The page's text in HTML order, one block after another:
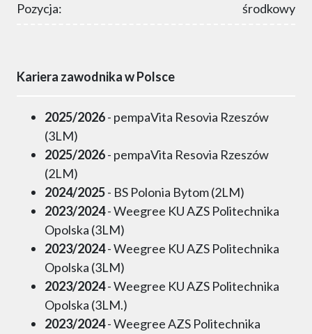
Pozycja: środkowy
Kariera zawodnika w Polsce
2025/2026- pempaVita Resovia Rzeszów
(3LM)
2025/2026- pempaVita Resovia Rzeszów
(2LM)
2024/2025- BS Polonia Bytom (2LM)
2023/2024- Weegree KU AZS Politechnika
Opolska (3LM)
2023/2024- Weegree KU AZS Politechnika
Opolska (3LM)
2023/2024- Weegree KU AZS Politechnika
Opolska (3LM.)
2023/2024- Weegree AZS Politechnika